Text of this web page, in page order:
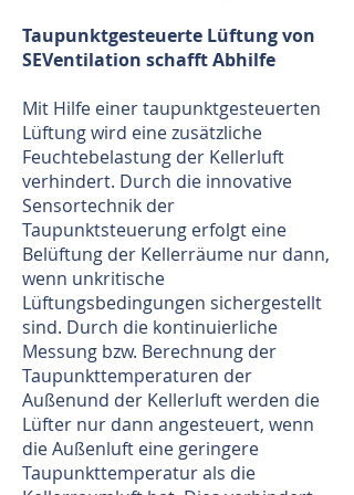
Taupunktgesteuerte Lüftung von
SEVentilation schafft Abhilfe
Mit Hilfe einer taupunktgesteuerten
Lüftung wird eine zusätzliche
Feuchtebelastung der Kellerluft
verhindert. Durch die innovative
Sensortechnik der
Taupunktsteuerung erfolgt eine
Belüftung der Kellerräume nur dann,
wenn unkritische
Lüftungsbedingungen sichergestellt
sind. Durch die kontinuierliche
Messung bzw. Berechnung der
Taupunkttemperaturen der
Außenund der Kellerluft werden die
Lüfter nur dann angesteuert, wenn
die Außenluft eine geringere
Taupunkttemperatur als die